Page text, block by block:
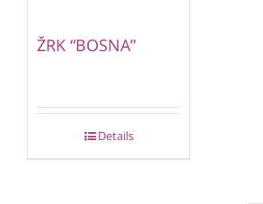
ŽRK “BOSNA”
Details